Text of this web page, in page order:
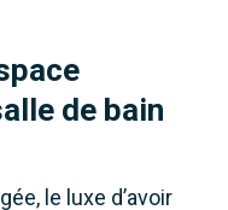
de bain
le luxe d’avoir